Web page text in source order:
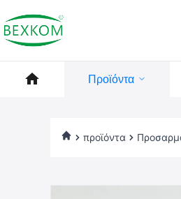
Προϊόντα
προϊόντα